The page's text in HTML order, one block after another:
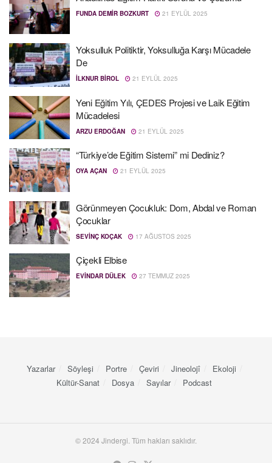
FUNDA DEMIR BOZKURT 21 EYLÜL 2025
Yoksulluk Politiktir, Yoksulluğa Karşı Mücadele
De
İLKNUR BIROL 21 EYLÜL 2025
Yeni Eğitim Yılı, ÇEDES Projesi ve Laik Eğitim
Mücadelesi
ARZU ERDOĞAN 21 EYLÜL 2025
“Türkiye’de Eğitim Sistemi” mi Dediniz?
OYA AÇAN 21 EYLÜL 2025
Görünmeyen Çocukluk: Dom, Abdal ve Roman
Çocuklar
SEVINÇ KOÇAK 17 AĞUSTOS 2025
Çiçekli Elbise
EVINDAR DÜLEK 27 TEMMUZ 2025
Yazarlar Söyleşi Portre Çeviri Jineolojî
Ekoloji
Kültür-Sanat
Dosya Sayılar Podcast
© 2024 Jindergi. Tüm hakları saklıdır.